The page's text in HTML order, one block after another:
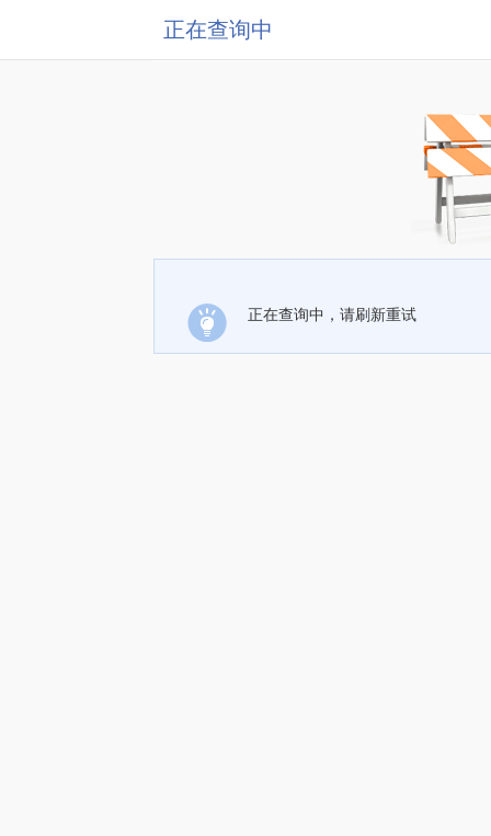
正在查询中
正在查询中，请刷新重试